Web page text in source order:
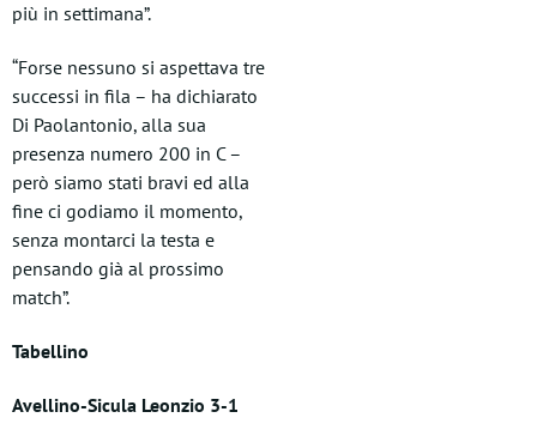
più in settimana”.
“Forse nessuno si aspettava tre
successi in fila – ha dichiarato
Di Paolantonio, alla sua
presenza numero 200 in C –
però siamo stati bravi ed alla
fine ci godiamo il momento,
senza montarci la testa e
pensando già al prossimo
match”.
Tabellino
Avellino-Sicula Leonzio 3-1